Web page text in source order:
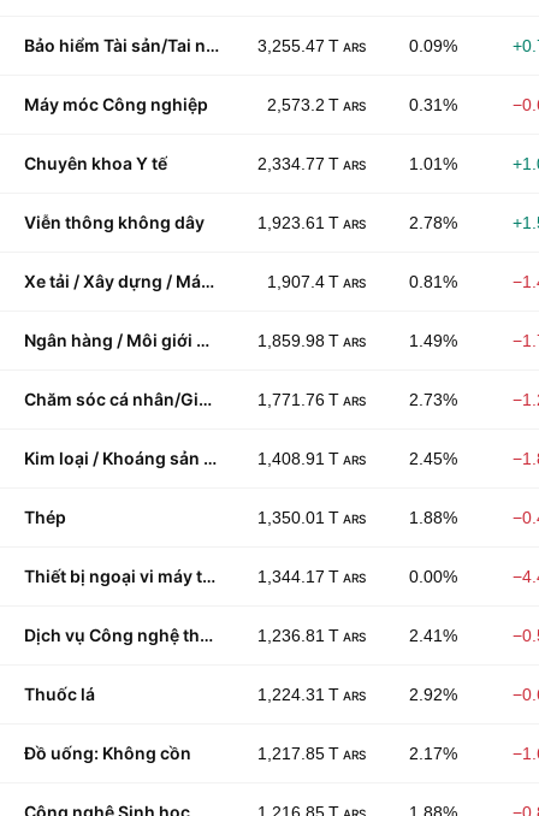
Bảo hiểm Tài sản/Tai nạn 3,255.47 T ARS 0.09%
Máy móc Công nghiệp 2,573.2 T ARS 0.31%
Chuyên khoa Y tế 2,334.77 T ARS 1.01%
Viễn thông không dây 1,923.61 T ARS 2.78%
Xe tải / Xây dựng / Máy nông nghiệp 1,907.4 T ARS 0.81%
Ngân hàng / Môi giới đầu tư 1,859.98 T ARS 1.49%
Chăm sóc cá nhân/Gia đình 1,771.76 T ARS 2.73%
Kim loại / Khoáng sản khác 1,408.91 T ARS 2.45%
Thép 1,350.01 T ARS 1.88%
Thiết bị ngoại vi máy tính 1,344.17 T ARS 0.00%
Dịch vụ Công nghệ thông tin 1,236.81 T ARS 2.41%
Thuốc lá 1,224.31 T ARS 2.92%
Đồ uống: Không cồn 1,217.85 T ARS 2.17%
Công nghệ Sinh học